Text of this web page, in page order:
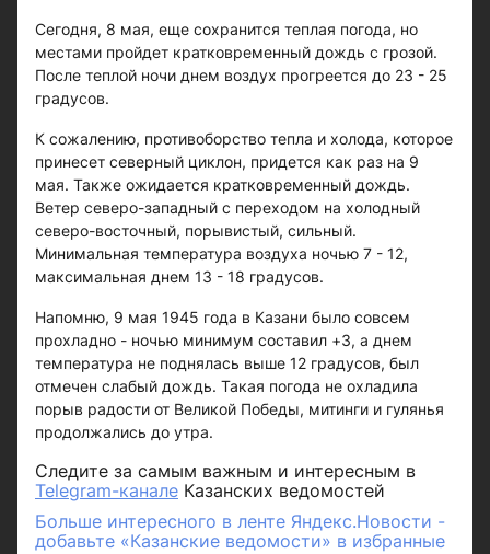
Сегодня, 8 мая, еще сохранится теплая погода, но
местами пройдет кратковременный дождь с грозой.
После теплой ночи днем воздух прогреется до 23 - 25
градусов.
К сожалению, противоборство тепла и холода, которое
принесет северный циклон, придется как раз на 9
мая. Также ожидается кратковременный дождь.
Ветер северо-западный с переходом на холодный
северо-восточный, порывистый, сильный.
Минимальная температура воздуха ночью 7 - 12,
максимальная днем 13 - 18 градусов.
Напомню, 9 мая 1945 года в Казани было совсем
прохладно - ночью минимум составил +3, а днем
температура не поднялась выше 12 градусов, был
отмечен слабый дождь. Такая погода не охладила
порыв радости от Великой Победы, митинги и гулянья
продолжались до утра.
Следите за самым важным и интересным в
Telegram-канале Казанских ведомостей
Больше интересного в ленте Яндекс.Новости -
добавьте «Казанские ведомости» в избранные